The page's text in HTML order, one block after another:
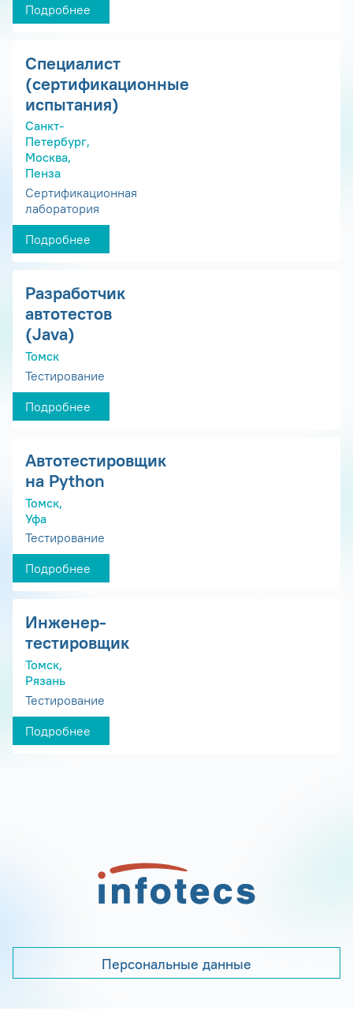
Подробнее
Специалист
(сертификационные
испытания)
Санкт-
Петербург,
Москва,
Пенза
Сертификационная
лаборатория
Подробнее
Разработчик
автотестов
(Java)
Томск
Тестирование
Подробнее
Автотестировщик
на Python
Томск,
Уфа
Тестирование
Подробнее
Инженер-
тестировщик
Томск,
Рязань
Тестирование
Подробнее
Персональные данные